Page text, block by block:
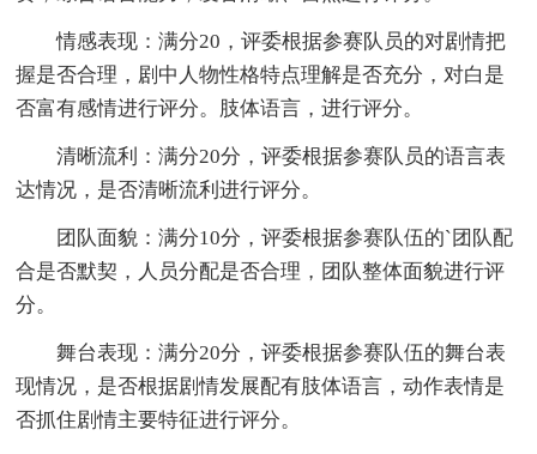
情感表现：满分20，评委根据参赛队员的对剧情把
握是否合理，剧中人物性格特点理解是否充分，对白是
否富有感情进行评分。肢体语言，进行评分。
清晰流利：满分20分，评委根据参赛队员的语言表
达情况，是否清晰流利进行评分。
团队面貌：满分10分，评委根据参赛队伍的`团队配
合是否默契，人员分配是否合理，团队整体面貌进行评
分。
舞台表现：满分20分，评委根据参赛队伍的舞台表
现情况，是否根据剧情发展配有肢体语言，动作表情是
否抓住剧情主要特征进行评分。